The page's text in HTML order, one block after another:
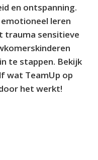
en ontspanning.
leren
trauma sensitieve
te stappen. Bekijk
wat TeamUp op
het werkt!